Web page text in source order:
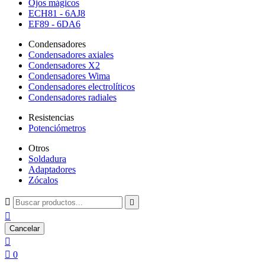
Ojos mágicos
ECH81 - 6AJ8
EF89 - 6DA6
Condensadores
Condensadores axiales
Condensadores X2
Condensadores Wima
Condensadores electrolíticos
Condensadores radiales
Resistencias
Potenciómetros
Otros
Soldadura
Adaptadores
Zócalos
 

Cancelar

 0